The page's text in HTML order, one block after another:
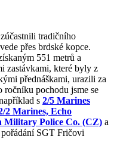
tradičního
přes brdské kopce.
551 metrů a
zastávkami, které byly z
přednáškami, urazili za
ročníku pochodu jsme se
s 2/5 Marines
2 Marines, Echo
Military Police Co. (CZ) a
SGT Fričovi